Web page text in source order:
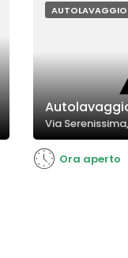
complessiva del
miglioramento
AUTOLAVAGGIO
Via
Ora aperto